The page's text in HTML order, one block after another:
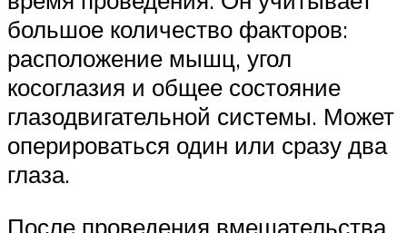
большое количество факторов:
расположение мышц, угол
косоглазия и общее состояние
глазодвигательной системы. Может
оперироваться один или сразу два
глаза.
После проведения вмешательства